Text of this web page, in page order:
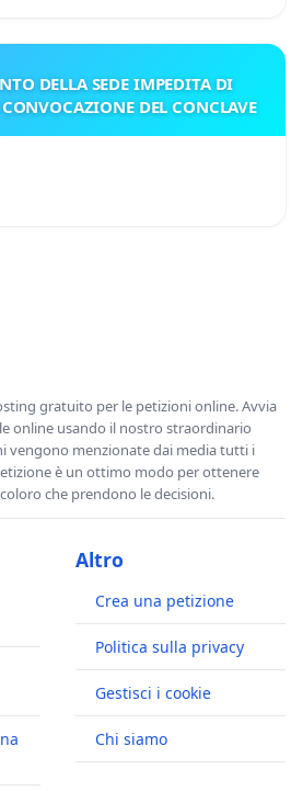
DELLA SEDE IMPEDITA DI
DEL CONCLAVE
gratuito per le petizioni online. Avvia
online usando il nostro straordinario
vengono menzionate dai media tutti i
è un ottimo modo per ottenere
che prendono le decisioni.
Altro
Crea una petizione
Politica sulla privacy
Gestisci i cookie
Chi siamo